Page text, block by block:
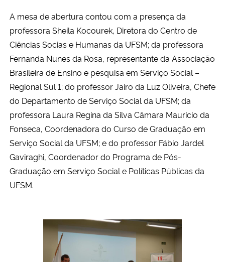
Ministério da Mulher, da Família e dos Direitos Humanos
Gabinete de Segurança Institucional
Advocacia-Geral da União
Banco Central do Brasil
Planalto
A mesa de abertura contou com a presença da
professora Sheila Kocourek, Diretora do Centro de
Ciências Socias e Humanas da UFSM; da professora
Fernanda Nunes da Rosa, representante da Associação
Brasileira de Ensino e pesquisa em Serviço Social –
Regional Sul 1; do professor Jairo da Luz Oliveira, Chefe
do Departamento de Serviço Social da UFSM; da
professora Laura Regina da Silva Câmara Maurício da
Fonseca, Coordenadora do Curso de Graduação em
Serviço Social da UFSM; e do professor Fábio Jardel
Gaviraghi, Coordenador do Programa de Pós-
Graduação em Serviço Social e Políticas Públicas da
UFSM.